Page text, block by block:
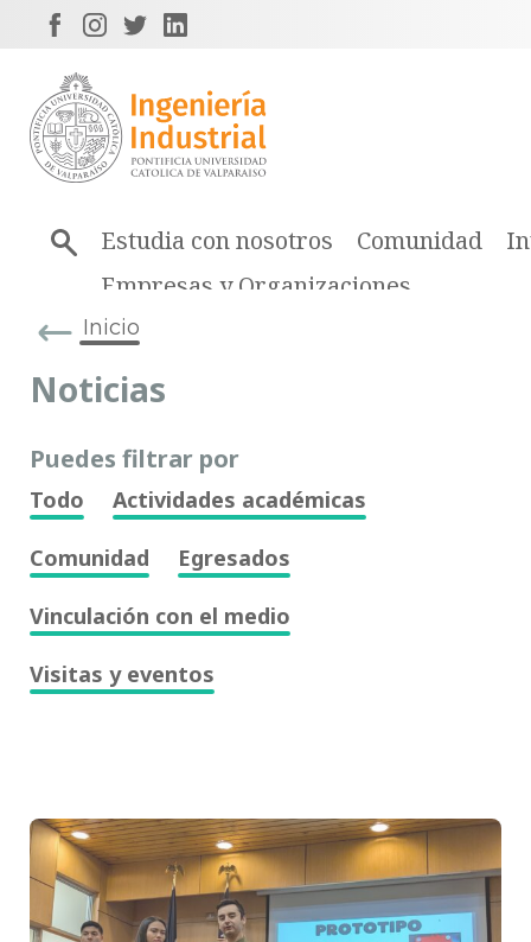
Estudia con nosotros Comunidad
Empresas y Organizaciones
Inicio
Noticias
Puedes filtrar por
Todo Actividades académicas
Comunidad Egresados
Vinculación con el medio
Visitas y eventos